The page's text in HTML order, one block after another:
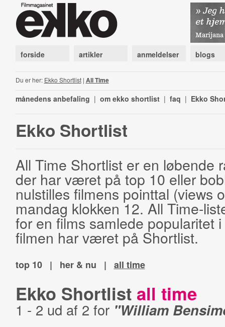
forside artikler anmeldelser blogs
Du er her: Ekko Shortlist| All Time
månedens anbefaling | om ekko shortlist | faq | Ekko
Ekko Shortlist
All Time Shortlist er en løbende
der har været på top 10 eller
nulstilles filmens pointtal (views
mandag klokken 12. All Time-
for en films samlede popularitet
filmen har været på Shortlist.
top 10 | her & nu | all time
Ekko Shortlist all time
1 - 2 ud af 2 for "William